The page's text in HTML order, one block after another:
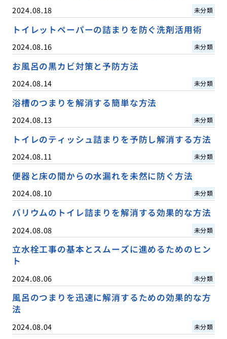
2024.08.18 未分類
トイレットペーパーの詰まりを防ぐ洗剤活用術
2024.08.16 未分類
お風呂の黒カビ対策と予防方法
2024.08.14 未分類
浴槽のつまりを解消する簡単な方法
2024.08.13 未分類
トイレのティッシュ詰まりを予防し解消する方法
2024.08.11 未分類
便器と床の間からの水漏れを未然に防ぐ方法
2024.08.10 未分類
バリウムのトイレ詰まりを解消する効果的な方法
2024.08.08 未分類
立水栓工事の基本とスムーズに進めるためのヒン
ト
2024.08.06 未分類
風呂のつまりを迅速に解消するための効果的な方
法
2024.08.04 未分類